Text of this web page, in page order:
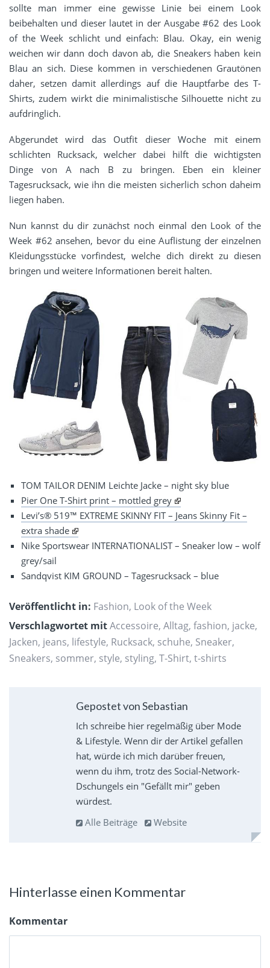
sollte man immer eine gewisse Linie bei einem Look
beibehalten und dieser lautet in der Ausgabe #62 des Look
of the Week schlicht und einfach: Blau. Okay, ein wenig
weichen wir dann doch davon ab, die Sneakers haben kein
Blau an sich. Diese kommen in verschiedenen Grautönen
daher, setzen damit allerdings auf die Hauptfarbe des T-
Shirts, zudem wirkt die minimalistische Silhouette nicht zu
aufdringlich.
Abgerundet wird das Outfit dieser Woche mit einem
schlichten Rucksack, welcher dabei hilft die wichtigsten
Dinge von A nach B zu bringen. Eben ein kleiner
Tagesrucksack, wie ihn die meisten sicherlich schon daheim
liegen haben.
Nun kannst du dir zunächst noch einmal den Look of the
Week #62 ansehen, bevor du eine Auflistung der einzelnen
Kleidungsstücke vorfindest, welche dich direkt zu diesen
bringen und weitere Informationen bereit halten.
TOM TAILOR DENIM Leichte Jacke – night sky blue
Pier One T-Shirt print – mottled grey
Levi’s® 519™ EXTREME SKINNY FIT – Jeans Skinny Fit –
extra shade
Nike Sportswear INTERNATIONALIST – Sneaker low – wolf
grey/sail
Sandqvist KIM GROUND – Tagesrucksack – blue
Veröffentlicht in: Fashion, Look of the Week
Verschlagwortet mitAccessoire, Alltag, fashion, jacke,
Jacken, jeans, lifestyle, Rucksack, schuhe, Sneaker,
Sneakers, sommer, style, styling, T-Shirt, t-shirts
Gepostet von Sebastian
Ich schreibe hier regelmäßig über Mode
& Lifestyle. Wenn dir der Artikel gefallen
hat, würde ich mich darüber freuen,
wenn du ihm, trotz des Social-Network-
Dschungels ein "Gefällt mir" geben
würdest.
Alle Beiträge
Website
Hinterlasse einen Kommentar
Kommentar